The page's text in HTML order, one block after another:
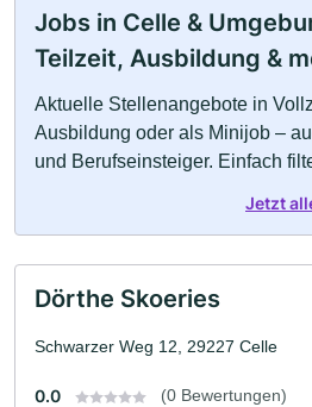
Jobs in Celle &
Teilzeit, Ausbildung &
Aktuelle Stellenangebote in
Ausbildung oder als Minijob –
und Berufseinsteiger. Einfach
Jetzt
Dörthe Skoeries
Schwarzer Weg 12, 29227 Celle
0.0 (0 Bewertungen)